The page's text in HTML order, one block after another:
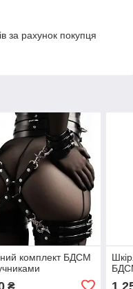
за рахунок покупця
комплект БДСМ
₴ 1